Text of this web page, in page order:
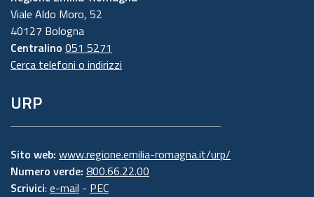
Viale Aldo Moro, 52
40127 Bologna
Centralino 051 5271
Cerca telefoni o indirizzi
URP
Sito web: www.regione.emilia-romagna.it/urp/
Numero verde: 800.66.22.00
Scrivici: e-mail - PEC